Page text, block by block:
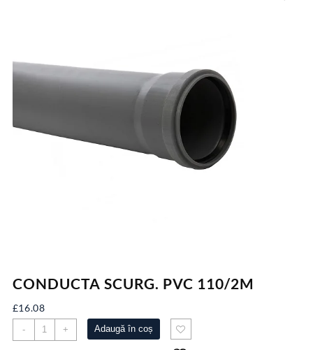
CONDUCTA SCURG. PVC 110/2M
£16.08
-
Cantitate
CONDUCTA
+ Adaugă în coș